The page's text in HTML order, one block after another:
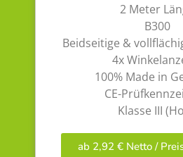
2 Meter
B300
Beidseitige &
4x
100% Made in
CE-
Klasse III
ab 2,92 € Netto /